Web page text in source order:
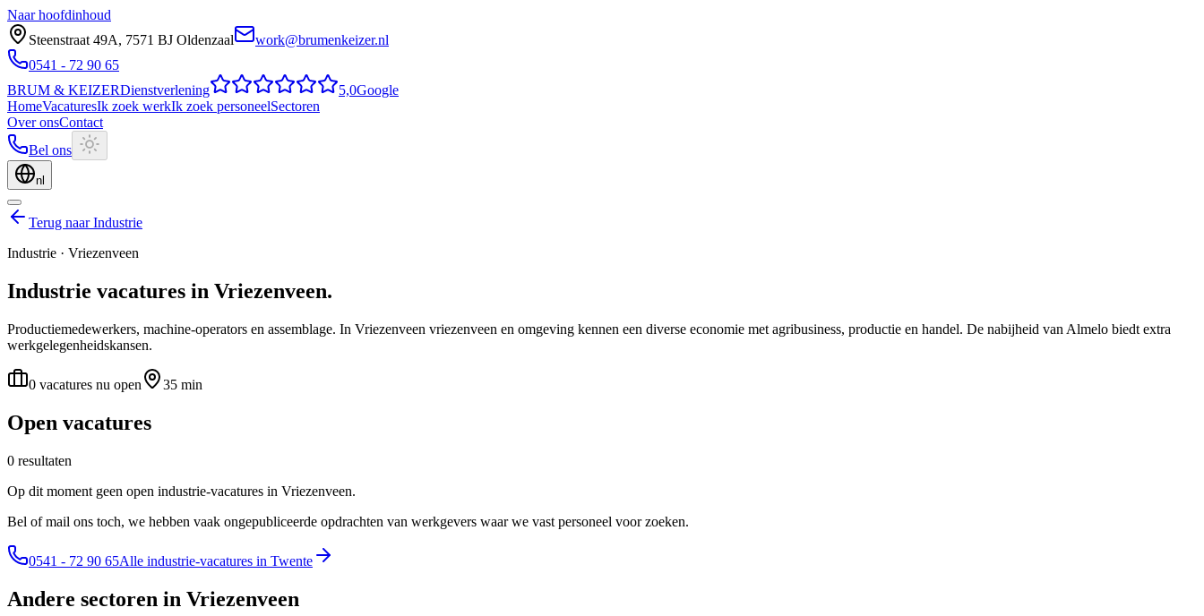
Naar hoofdinhoud
Steenstraat 49A, 7571 BJ Oldenzaal
work@brumenkeizer.nl
0541 - 72 90 65
BRUM & KEIZERDienstverlening 5,0Google
HomeVacaturesIk zoek werkIk zoek personeelSectoren
Over onsContact
Bel ons
nl
Terug naar Industrie
Industrie · Vriezenveen
Industrie vacatures in Vriezenveen.
Productiemedewerkers, machine-operators en assemblage. In Vriezenveen vriezenveen en omgeving kennen een diverse economie met agribusiness, productie en handel. De nabijheid van Almelo biedt extra
werkgelegenheidskansen.
0 vacatures nu open 35 min
Open vacatures
0 resultaten
Op dit moment geen open industrie-vacatures in Vriezenveen.
Bel of mail ons toch, we hebben vaak ongepubliceerde opdrachten van werkgevers waar we vast personeel voor zoeken.
0541 - 72 90 65Alle industrie-vacatures in Twente
Andere sectoren in Vriezenveen